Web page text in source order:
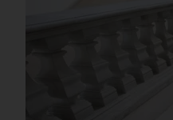
Weiterbildung
Promotion &
Praxis